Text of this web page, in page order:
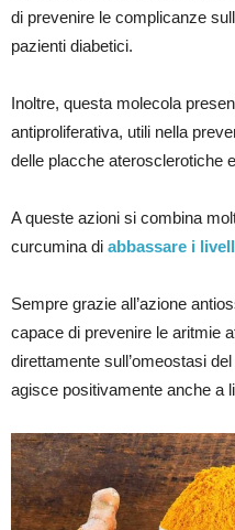
di prevenire le complicanze
pazienti diabetici.
Inoltre, questa molecola
antiproliferativa, utili nella
delle placche aterosclerotiche
A queste azioni si combina
curcumina di abbassare i
Sempre grazie all’azione
capace di prevenire le aritmie
direttamente sull’omeostasi
agisce positivamente anche a